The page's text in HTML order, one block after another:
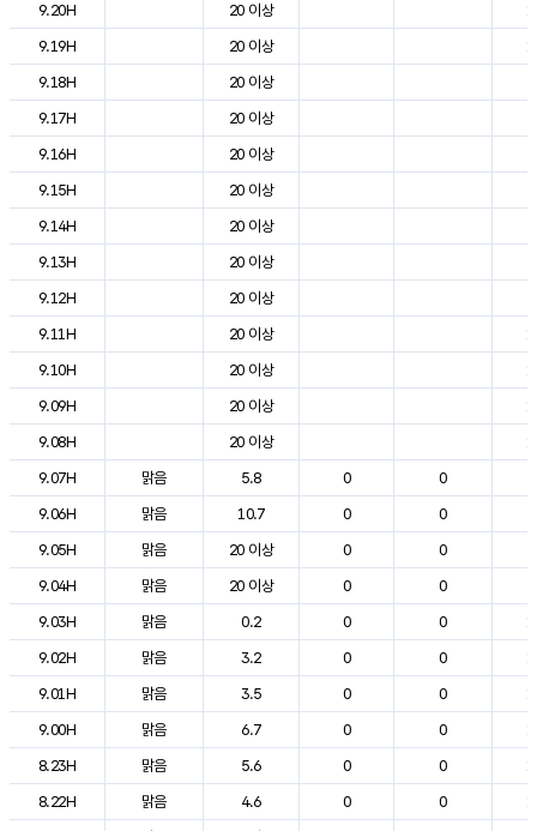
9.20H
20 이상
9.19H
20 이상
9.18H
20 이상
9.17H
20 이상
9.16H
20 이상
9.15H
20 이상
9.14H
20 이상
9.13H
20 이상
9.12H
20 이상
9.11H
20 이상
9.10H
20 이상
9.09H
20 이상
9.08H
20 이상
9.07H
맑음 5.8 0 0
9.06H
맑음 10.7 0 0
9.05H
맑음 20 이상 0 0
9.04H
맑음 20 이상 0 0
9.03H
맑음 0.2 0 0
9.02H
맑음 3.2 0 0
9.01H
맑음 3.5 0 0
9.00H
맑음 6.7 0 0
8.23H
맑음 5.6 0 0
8.22H
맑음 4.6 0 0